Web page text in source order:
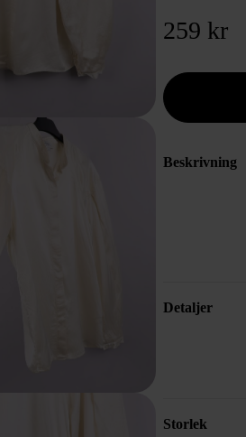
259 kr
Beskrivning
Detaljer
Storlek